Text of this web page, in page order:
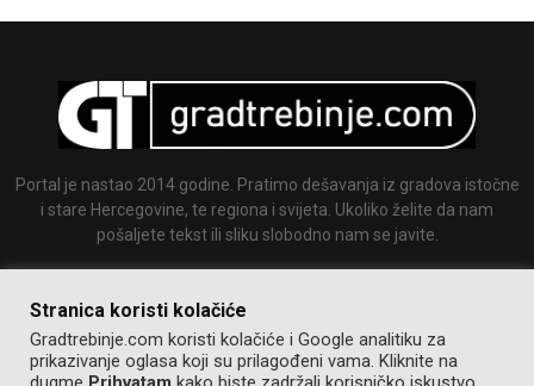
Portal je nastao 2014 godine. Pratimo dešavanja iz gradova istočne
i stare Hercegovine, te regiona i svijeta. Ukoliko želite da nam
pošaljete tekst ili sliku slobodno nam se javite.
Stranica koristi kolačiće
Gradtrebinje.com koristi kolačiće i Google analitiku za
prikazivanje oglasa koji su prilagođeni vama. Kliknite na